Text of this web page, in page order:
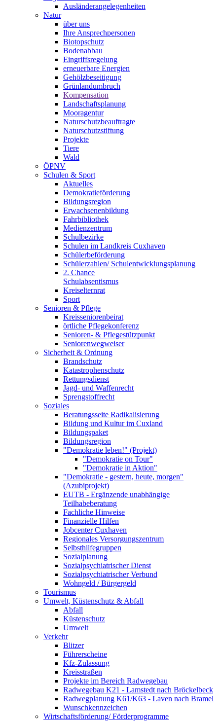
Ausländerangelegenheiten
Natur
über uns
Ihre Ansprechpersonen
Biotopschutz
Bodenabbau
Eingriffsregelung
erneuerbare Energien
Gehölzbeseitigung
Grünlandumbruch
Kompensation
Landschaftsplanung
Mooragentur
Naturschutzbeauftragte
Naturschutzstiftung
Projekte
Tiere
Wald
ÖPNV
Schulen & Sport
Aktuelles
Demokratieförderung
Bildungsregion
Erwachsenenbildung
Fahrbibliothek
Medienzentrum
Schulbezirke
Schulen im Landkreis Cuxhaven
Schülerbeförderung
Schülerzahlen/ Schulentwicklungsplanung
2. Chance
Schulabsentismus
Kreiselternrat
Sport
Senioren & Pflege
Kreisseniorenbeirat
örtliche Pflegekonferenz
Senioren- & Pflegestützpunkt
Seniorenwegweiser
Sicherheit & Ordnung
Brandschutz
Katastrophenschutz
Rettungsdienst
Jagd- und Waffenrecht
Sprengstoffrecht
Soziales
Beratungsseite Radikalisierung
Bildung und Kultur im Cuxland
Bildungspaket
Bildungsregion
"Demokratie leben!" (Projekt)
"Demokratie on Tour"
"Demokratie in Aktion"
"Demokratie - gestern, heute, morgen"
(Azubiprojekt)
EUTB - Ergänzende unabhängige
Teilhabeberatung
Fachliche Hinweise
Finanzielle Hilfen
Jobcenter Cuxhaven
Regionales Versorgungszentrum
Selbsthilfegruppen
Sozialplanung
Sozialpsychiatrischer Dienst
Sozialpsychiatrischer Verbund
Wohngeld / Bürgergeld
Tourismus
Umwelt, Küstenschutz & Abfall
Abfall
Küstenschutz
Umwelt
Verkehr
Blitzer
Führerscheine
Kfz-Zulassung
Kreisstraßen
Projekte im Bereich Radwegebau
Radwegebau K21 - Lamstedt nach Bröckelbeck
Radwegplanung K61/K63 - Laven nach Bramel
Wunschkennzeichen
Wirtschaftsförderung/ Förderprogramme